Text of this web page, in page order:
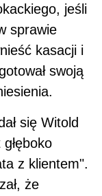
jeśli
sprawie
kasacji i
swoją
się Witold
z klientem".
że